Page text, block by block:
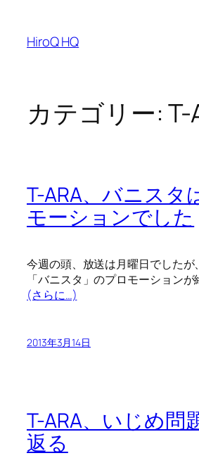
HiroQ HQ
カテゴリー:T-
T-ARA、バニスタ
モーションでした
今週の頭、放送は月曜日でしたが
「バニスタ」のプロモーションが
(さらに…)
2013年3月14日
T-ARA、いじめ問
返る